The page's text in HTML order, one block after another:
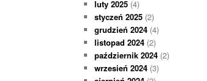
luty 2025 (4)
styczeń 2025 (2)
grudzień 2024 (4)
listopad 2024 (2)
październik 2024 (2)
wrzesień 2024 (3)